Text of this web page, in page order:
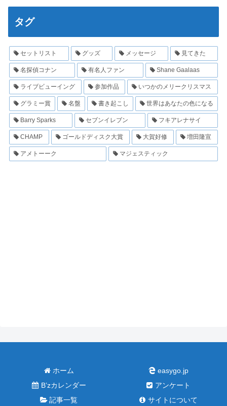
タグ
セットリスト グッズ メッセージ 見てきた
名探偵コナン 有名人ファン Shane Gaalaas
ライブビューイング 参加作品 いつかのメリークリスマス
グラミー賞 名盤 書き起こし 世界はあなたの色になる
Barry Sparks セブンイレブン フキアレナサイ
CHAMP ゴールドディスク大賞 大賀好修 増田隆宣
アメトーーク マジェスティック
ホーム
easygo.jp
B’zカレンダー
アンケート
記事一覧
サイトについて